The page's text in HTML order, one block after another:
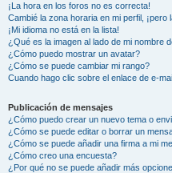
¡La hora en los foros no es correcta!
Cambié la zona horaria en mi perfil,
¡Mi idioma no está en la lista!
¿Qué es la imagen al lado de mi nombre
¿Cómo puedo mostrar un avatar?
¿Cómo se puede cambiar mi rango?
Cuando hago clic sobre el enlace de e-
Publicación de mensajes
¿Cómo puedo crear un nuevo tema o
¿Cómo se puede editar o borrar un
¿Cómo se puede añadir una firma a mi
¿Cómo creo una encuesta?
¿Por qué no se puede añadir más